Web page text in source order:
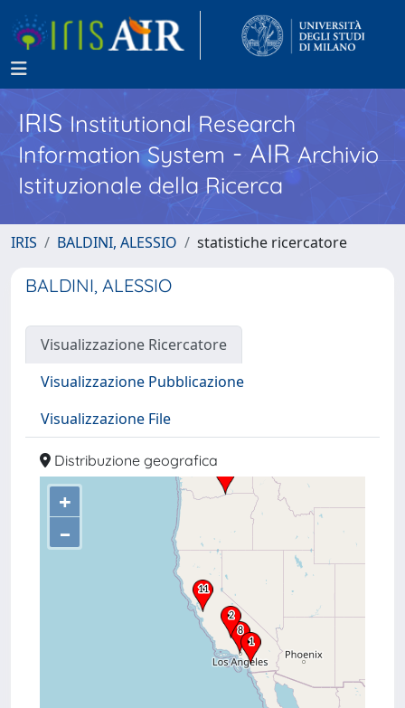
IRISInstitutional Research
Information System - AIR Archivio
Istituzionale della Ricerca
IRIS BALDINI, ALESSIO statistiche ricercatore
BALDINI, ALESSIO
Visualizzazione Ricercatore
Visualizzazione Pubblicazione
Visualizzazione File
Distribuzione geografica
+
–